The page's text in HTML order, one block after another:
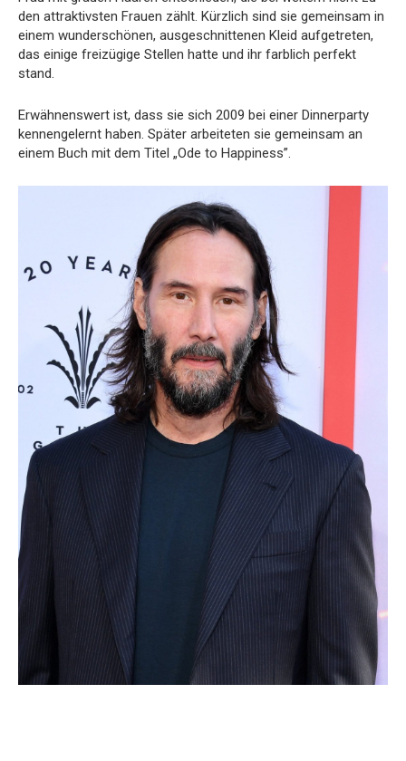
den attraktivsten Frauen zählt. Kürzlich sind sie gemeinsam in
einem wunderschönen, ausgeschnittenen Kleid aufgetreten,
das einige freizügige Stellen hatte und ihr farblich perfekt
stand.
Erwähnenswert ist, dass sie sich 2009 bei einer Dinnerparty
kennengelernt haben. Später arbeiteten sie gemeinsam an
einem Buch mit dem Titel „Ode to Happiness”.